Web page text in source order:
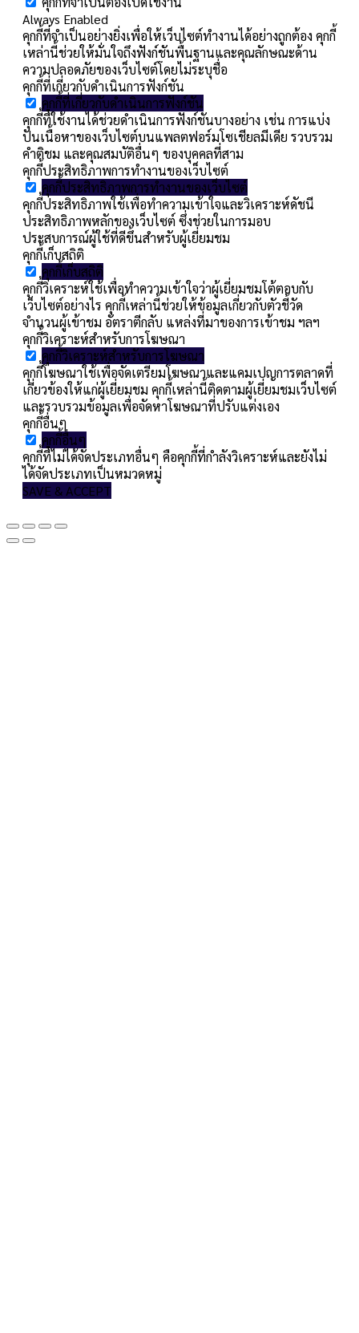
Always Enabled
คุกกี้ที่จำเป็นอย่างยิ่งเพื่อให้เว็บไซต์ทำงานได้อย่างถูกต้อง คุกกี้
เหล่านี้ช่วยให้มั่นใจถึงฟังก์ชันพื้นฐานและคุณลักษณะด้าน
ความปลอดภัยของเว็บไซต์โดยไม่ระบุชื่อ
คุกกี้ที่เกี่ยวกับดำเนินการฟังก์ชัน
คุกกี้ที่เกี่ยวกับดำเนินการฟังก์ชัน
คุกกี้ที่ใช้งานได้ช่วยดำเนินการฟังก์ชันบางอย่าง เช่น การแบ่ง
ปันเนื้อหาของเว็บไซต์บนแพลตฟอร์มโซเชียลมีเดีย รวบรวม
คำติชม และคุณสมบัติอื่นๆ ของบุคคลที่สาม
คุกกี้ประสิทธิภาพการทำงานของเว็บไซต์
คุกกี้ประสิทธิภาพการทำงานของเว็บไซต์
คุกกี้ประสิทธิภาพใช้เพื่อทำความเข้าใจและวิเคราะห์ดัชนี
ประสิทธิภาพหลักของเว็บไซต์ ซึ่งช่วยในการมอบ
ประสบการณ์ผู้ใช้ที่ดีขึ้นสำหรับผู้เยี่ยมชม
คุกกี้เก็บสถิติ
คุกกี้เก็บสถิติ
คุกกี้วิเคราะห์ใช้เพื่อทำความเข้าใจว่าผู้เยี่ยมชมโต้ตอบกับ
เว็บไซต์อย่างไร คุกกี้เหล่านี้ช่วยให้ข้อมูลเกี่ยวกับตัวชี้วัด
จำนวนผู้เข้าชม อัตราตีกลับ แหล่งที่มาของการเข้าชม ฯลฯ
คุกกี้วิเคราะห์สำหรับการโฆษณา
คุกกี้วิเคราะห์สำหรับการโฆษณา
คุกกี้โฆษณาใช้เพื่อจัดเตรียมโฆษณาและแคมเปญการตลาดที่
เกี่ยวข้องให้แก่ผู้เยี่ยมชม คุกกี้เหล่านี้ติดตามผู้เยี่ยมชมเว็บไซต์
และรวบรวมข้อมูลเพื่อจัดหาโฆษณาที่ปรับแต่งเอง
คุกกี้อื่นๆ
คุกกี้อื่นๆ
คุกกี้ที่ไม่ได้จัดประเภทอื่นๆ คือคุกกี้ที่กำลังวิเคราะห์และยังไม่
ได้จัดประเภทเป็นหมวดหมู่
SAVE & ACCEPT